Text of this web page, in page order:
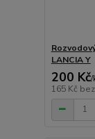
LANCIA Y
200 Kč/
165 Kč